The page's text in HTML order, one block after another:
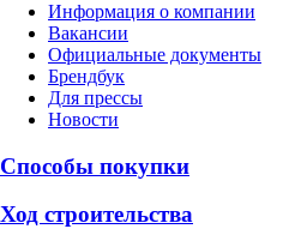
Информация о компании
Вакансии
Официальные документы
Брендбук
Для прессы
Новости
Способы покупки
Ход строительства